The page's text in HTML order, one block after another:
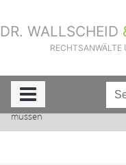
DR. WALLSCHEID
RECHTSANWÄLTE
Sie sind hier:
Bayerischer Kfz-Innungen
müssen